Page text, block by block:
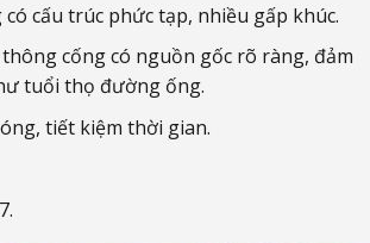
cấu trúc phức tạp, nhiều gấp khúc.
cống có nguồn gốc rõ ràng, đảm
tuổi thọ đường ống.
tiết kiệm thời gian.